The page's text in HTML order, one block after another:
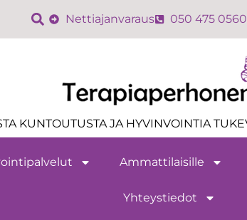
Nettiajanvaraus 050 475 0560
KUNTOUTUSTA JA HYVINVOINTIA
Ammattilaisille
Yhteystiedot